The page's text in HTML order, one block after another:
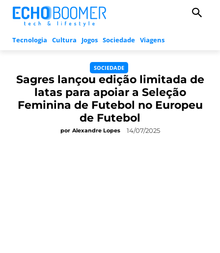
Tecnologia Cultura Jogos Sociedade Viagens
SOCIEDADE
Sagres lançou edição limitada de
latas para apoiar a Seleção
Feminina de Futebol no Europeu
de Futebol
por Alexandre Lopes 14/07/2025